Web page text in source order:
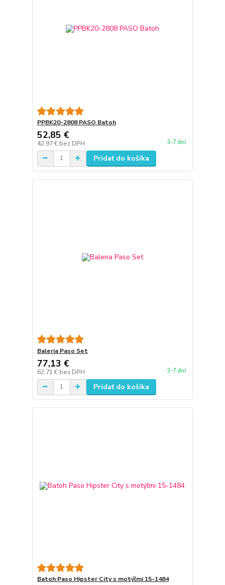
PPBK20-2808 PASO Batoh
52,85 €
42,97 € bez DPH 3-7 dní
Pridať do košíka
Baleria Paso Set
77,13 €
62,71 € bez DPH 3-7 dní
Pridať do košíka
Batoh Paso Hipster City s motýľmi 15-1484